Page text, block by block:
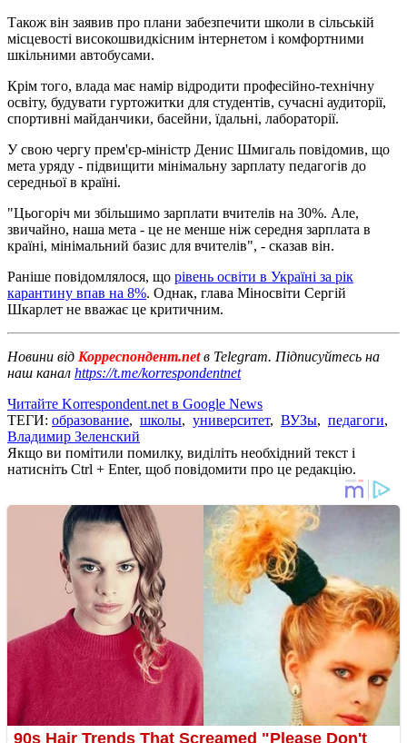
Також він заявив про плани забезпечити школи в сільській
місцевості високошвидкісним інтернетом і комфортними
шкільними автобусами.
Крім того, влада має намір відродити професійно-технічну
освіту, будувати гуртожитки для студентів, сучасні аудиторії,
спортивні майданчики, басейни, їдальні, лабораторії.
У свою чергу прем'єр-міністр Денис Шмигаль повідомив, що
мета уряду - підвищити мінімальну зарплату педагогів до
середньої в країні.
"Цьогоріч ми збільшимо зарплати вчителів на 30%. Але,
звичайно, наша мета - це не менше ніж середня зарплата в
країні, мінімальний базис для вчителів", - сказав він.
Раніше повідомлялося, що рівень освіти в Україні за рік
карантину впав на 8%. Однак, глава Міносвіти Сергій
Шкарлет не вважає це критичним.
Новини від Корреспондент.netв Telegram. Підписуйтесь на
наш канал https://t.me/korrespondentnet
Читайте Korrespondent.net в Google News
ТЕГИ: образование, школы, университет, ВУЗы, педагоги,
Владимир Зеленский
Якщо ви помітили помилку, виділіть необхідний текст і
натисніть Ctrl + Enter, щоб повідомити про це редакцію.